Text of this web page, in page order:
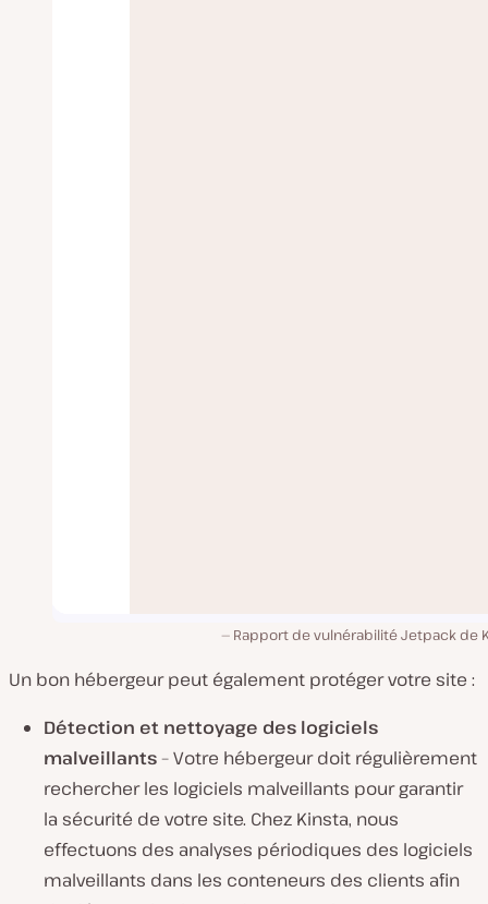
Rapport de vulnérabilité Jetpack de
Un bon hébergeur peut également protéger votre site :
Détection et nettoyage des logiciels
malveillants– Votre hébergeur doit régulièrement
rechercher les logiciels malveillants pour garantir
la sécurité de votre site. Chez Kinsta, nous
effectuons des analyses périodiques des logiciels
malveillants dans les conteneurs des clients afin